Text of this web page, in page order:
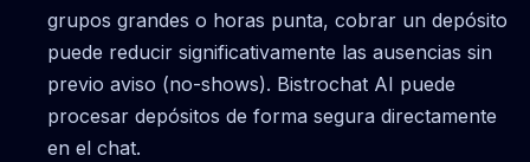
grupos grandes o horas punta, cobrar un depósito
puede reducir significativamente las ausencias sin
previo aviso (no-shows). Bistrochat AI puede
procesar depósitos de forma segura directamente
en el chat.